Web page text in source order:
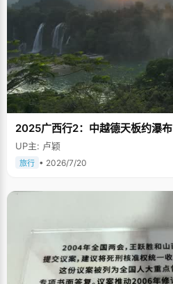
2025广西行2：中越德天板约瀑布
UP主: 卢颖
旅行 • 2026/7/20